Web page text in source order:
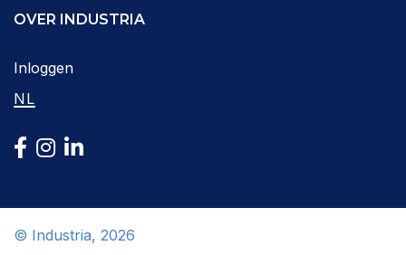
OVER INDUSTRIA
Inloggen
NL
© Industria, 2026